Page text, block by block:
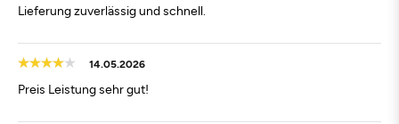
Lieferung zuverlässig und schnell.
14.05.2026
Preis Leistung sehr gut!